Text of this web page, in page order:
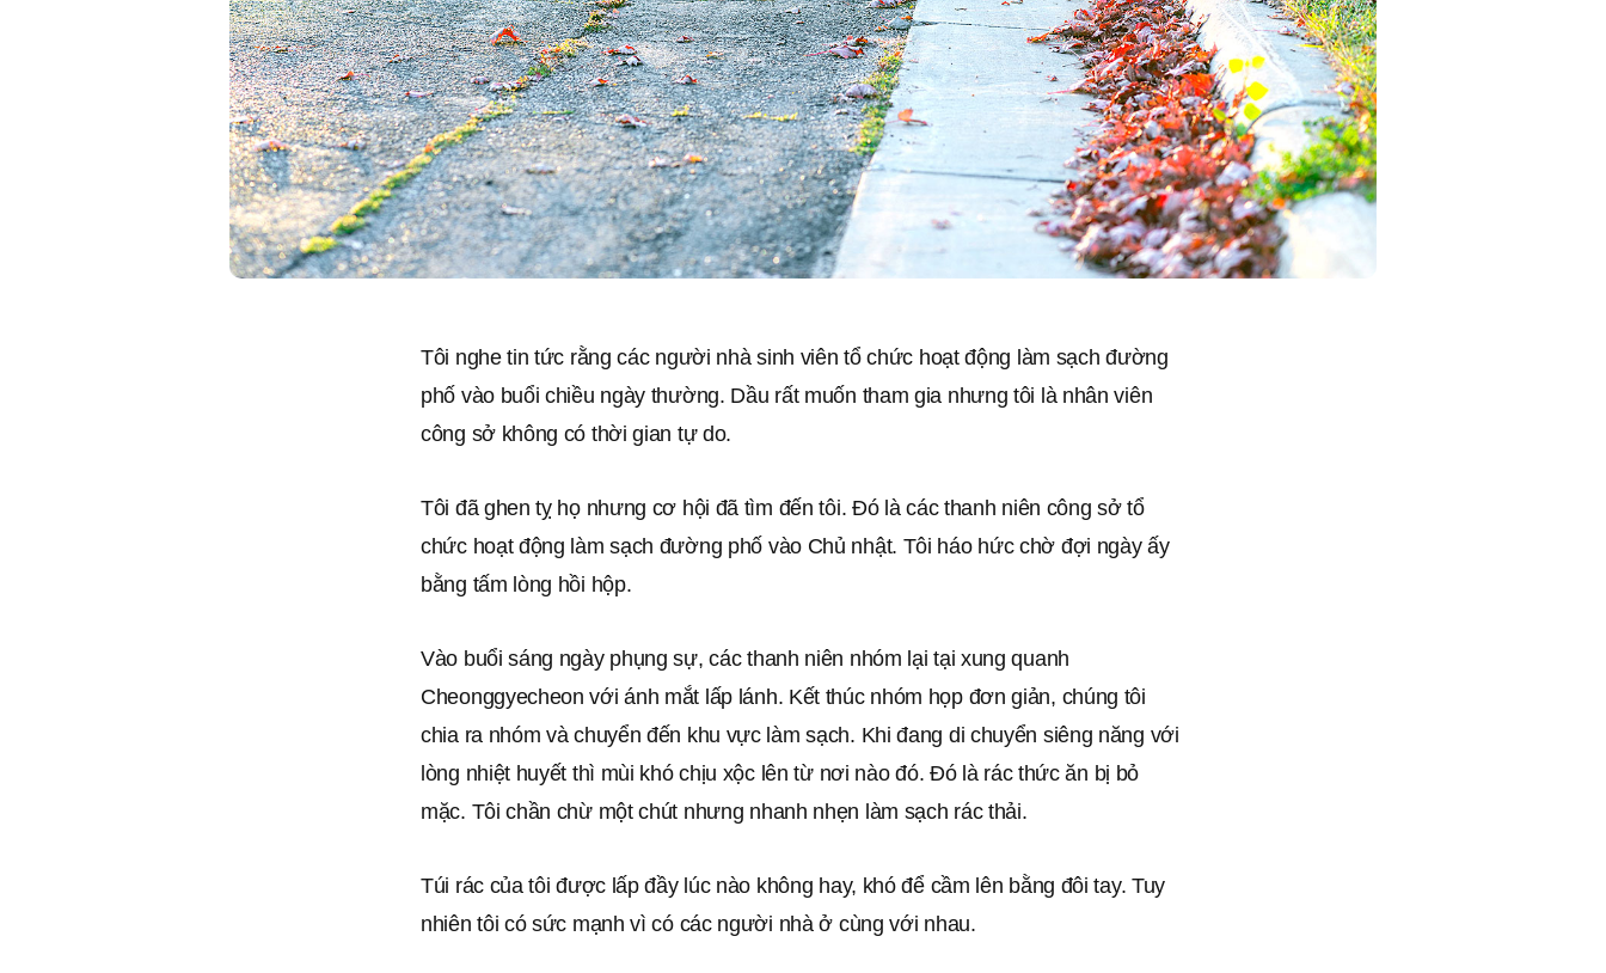
Tôi nghe tin tức rằng các người nhà sinh viên tổ chức hoạt động làm sạch đường
phố vào buổi chiều ngày thường. Dầu rất muốn tham gia nhưng tôi là nhân viên
công sở không có thời gian tự do.
Tôi đã ghen tỵ họ nhưng cơ hội đã tìm đến tôi. Đó là các thanh niên công sở tổ
chức hoạt động làm sạch đường phố vào Chủ nhật. Tôi háo hức chờ đợi ngày ấy
bằng tấm lòng hồi hộp.
Vào buổi sáng ngày phụng sự, các thanh niên nhóm lại tại xung quanh
Cheonggyecheon với ánh mắt lấp lánh. Kết thúc nhóm họp đơn giản, chúng tôi
chia ra nhóm và chuyển đến khu vực làm sạch. Khi đang di chuyển siêng năng với
lòng nhiệt huyết thì mùi khó chịu xộc lên từ nơi nào đó. Đó là rác thức ăn bị bỏ
mặc. Tôi chần chừ một chút nhưng nhanh nhẹn làm sạch rác thải.
Túi rác của tôi được lấp đầy lúc nào không hay, khó để cầm lên bằng đôi tay. Tuy
nhiên tôi có sức mạnh vì có các người nhà ở cùng với nhau.